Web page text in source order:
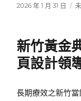
發
2026 年 1 月 31 日
分
新竹黃金
頁設計領
長期療效之新竹